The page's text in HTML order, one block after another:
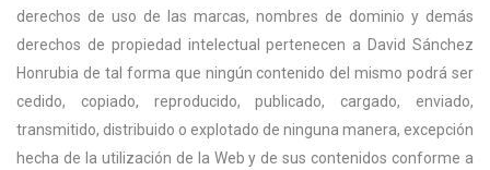
derechos de uso de las marcas, nombres de dominio y demás
derechos de propiedad intelectual pertenecen a David Sánchez
Honrubia de tal forma que ningún contenido del mismo podrá ser
cedido, copiado, reproducido, publicado, cargado, enviado,
transmitido, distribuido o explotado de ninguna manera, excepción
hecha de la utilización de la Web y de sus contenidos conforme a